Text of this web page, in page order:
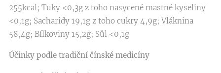
255kcal; Tuky <0,3g z toho nasycené mastné kyseliny
<0,1g; Sacharidy 19,1g z toho cukry 4,9g; Vláknina
58,4g; Bílkoviny 15,2g; Sůl <0,1g
Účinky podle tradiční čínské medicíny